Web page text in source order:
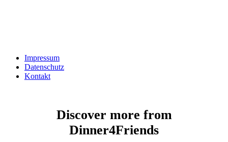
Impressum
Datenschutz
Kontakt
Discover more from
Dinner4Friends